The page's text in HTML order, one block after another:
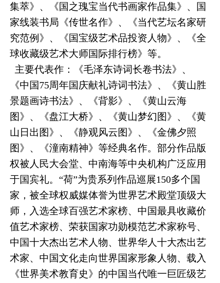
集萃》、《国之瑰宝当代书画家作品集》、国
家线装书局《传世名作》、《当代艺坛名家研
究范例》、《国宝级艺术品投资人物》、《全
球收藏级艺术大师国际排行榜》等。
主要代表作：《毛泽东诗词长卷书法》、
《中国75周年国庆献礼诗词书法》、《黄山胜
景题画诗书法》、《背影》、《黄山云海
图》、《盘江大桥》、《黄山梦幻图》、《黄
山日出图》、《静观风云图》、《金佛夕照
图》、《潼南精神》等经典名作。部分作品版
权被人民大会堂、中南海等中央机构广泛应用
于国宾礼。“荷”为贵系列作品巡展150多个国
家，被全球权威媒体誉为世界艺术殿堂顶级大
师，入选全球百强艺术家榜、中国最具收藏价
值艺术家榜、荣获国家功勋模范艺术家称号、
中国十大杰出艺术人物、世界华人十大杰出艺
术家、中国文化走向世界国家形象人物、载入
《世界美术教育史》的中国当代唯一巨匠级艺